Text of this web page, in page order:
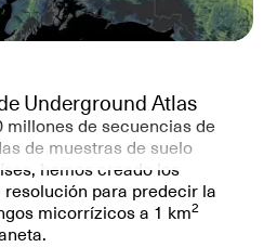
Underground Atlas
millones de secuencias de
de muestras de suelo
hemos creado los
para predecir la
micorrízicos a 1 km2